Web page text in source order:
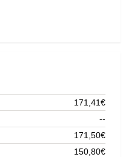
171,41€
--
171,50€
150,80€